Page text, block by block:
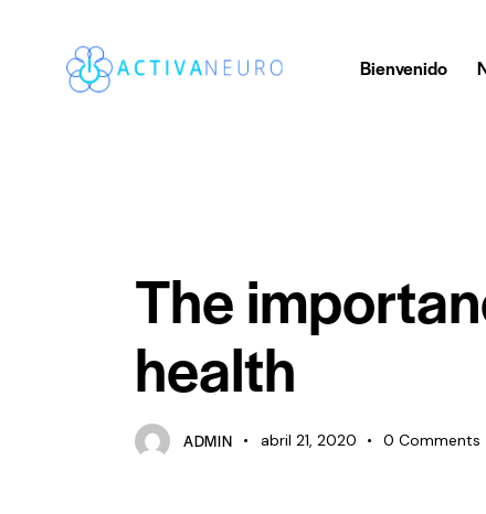
Bienvenido
The
health
ADMIN abril 21, 2020 0 Comments